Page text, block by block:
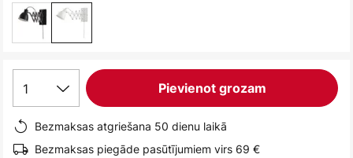
1 Pievienot grozam
Bezmaksas atgriešana 50 dienu laikā
Bezmaksas piegāde pasūtījumiem virs 69 €